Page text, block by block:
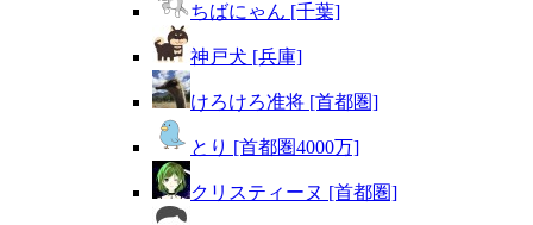
ちばにゃん [千葉]
神戸犬 [兵庫]
けろけろ准将 [首都圏]
とり [首都圏4000万]
クリスティーヌ [首都圏]